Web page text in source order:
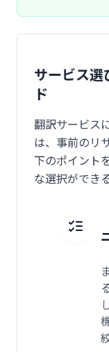
サービス選
ド
翻訳サービス
は、事前のリ
下のポイント
な選択ができ